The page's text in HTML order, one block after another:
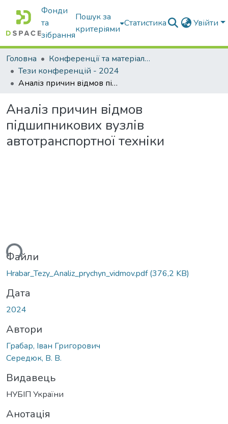
Фонди
та
зібрання
Пошук за
критеріями
Статистика Увійти
Головна
Конференції та матеріали конференцій
Тези конференцій - 2024
Аналіз причин відмов підшипникових вузлів автотранспортної техніки
Аналіз причин відмов
підшипникових вузлів
автотранспортної техніки
Файли
Hrabar_Tezy_Analiz_prychyn_vidmov.pdf(376,2 KB)
Дата
2024
Автори
Грабар, Іван Григорович
Середюк, В. В.
Видавець
НУБІП України
Анотація